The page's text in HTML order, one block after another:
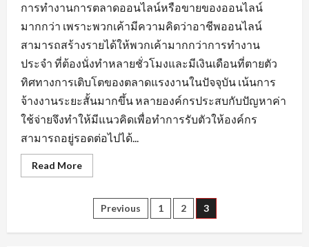
การทำงานการตลาดออนไลน์หรือขายของออนไลน์
มากกว่า เพราะพวกเค้ามีความคิดว่าอาชีพออนไลน์
สามารถสร้างรายได้ให้พวกเค้ามากกว่าการทำงาน
ประจำ ที่ต้องนั่งทำหลายชั่วโมงและมีเงินเดือนที่ตายตัว
ทิศทางการเติบโตของตลาดแรงงานในปัจจุบัน เน้นการ
จ้างงานระยะสั้นมากขึ้น หลายองค์กรประสบกับปัญหาค่า
ใช้จ่ายจึงทำให้มีแนวคิดเพื่อทำการรับตัวให้องค์กร
สามารถอยู่รอดต่อไปได้...
Read MoreRead
more
ความ
ต้องการ
งาน
Posts
pagination
Previous 1 2 3